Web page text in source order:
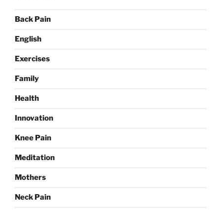
Back Pain
English
Exercises
Family
Health
Innovation
Knee Pain
Meditation
Mothers
Neck Pain